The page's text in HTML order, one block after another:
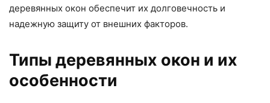
деревянных окон обеспечит их долговечность и
надежную защиту от внешних факторов.
Типы деревянных окон и их
особенности